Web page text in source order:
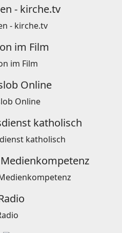
- kirche.tv
im Film
Online
katholisch